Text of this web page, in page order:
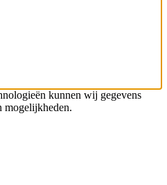
kunnen wij gegevens
mogelijkheden.